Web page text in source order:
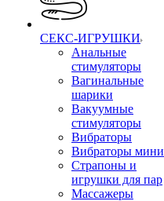
СЕКС-ИГРУШКИ
Анальные
стимуляторы
Вагинальные
шарики
Вакуумные
стимуляторы
Вибраторы
Вибраторы мини
Страпоны и
игрушки для пар
Массажеры